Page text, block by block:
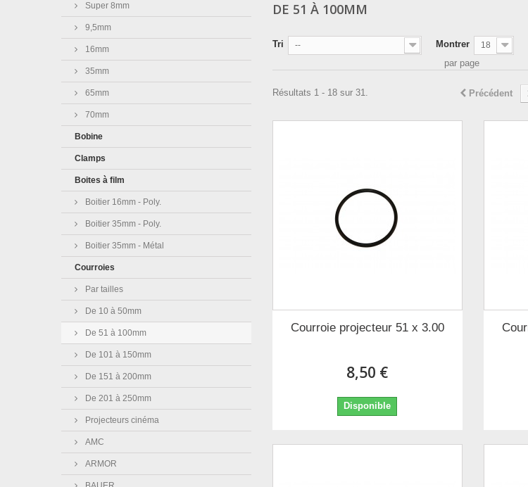
Super 8mm
9,5mm
16mm
35mm
65mm
70mm
Bobine
Clamps
Boites à film
Boitier 16mm - Poly.
Boitier 35mm - Poly.
Boitier 35mm - Métal
Courroies
Par tailles
De 10 à 50mm
De 51 à 100mm
De 101 à 150mm
De 151 à 200mm
De 201 à 250mm
Projecteurs cinéma
AMC
ARMOR
DE 51 À 100MM
Tri -- Montrer 18
par page
Précédent
Résultats 1 - 18 sur 31.
Courroie projecteur 51 x 3.00
8,50 €
Disponible